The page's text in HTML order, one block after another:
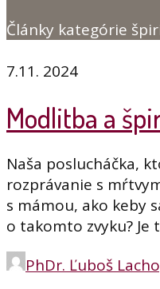
Články kategórie
7.11. 2024
Modlitba a
Naša poslucháčka,
rozprávanie s
s mámou, ako keby
o takomto zvyku? Je
PhDr. Ľuboš